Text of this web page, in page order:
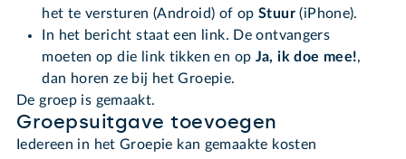
het te versturen (Android) of opStuur(iPhone).
In het bericht staat een link. De ontvangers
moeten op die link tikken en op Ja, ik doe mee!,
dan horen ze bij het Groepie.
De groep is gemaakt.
Groepsuitgave toevoegen
Iedereen in het Groepie kan gemaakte kosten